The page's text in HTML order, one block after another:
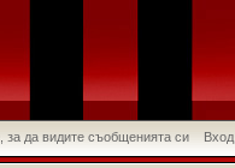
за да видите съобщенията си Вход